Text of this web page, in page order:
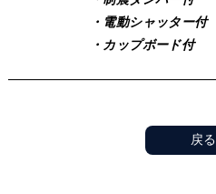
・電動シャッター付
・カップボード付
戻る